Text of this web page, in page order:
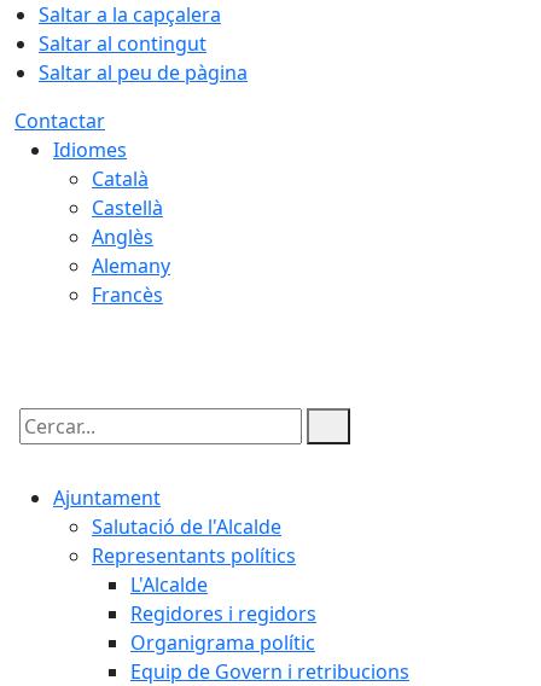
Saltar a la capçalera
Saltar al contingut
Saltar al peu de pàgina
Contactar
Idiomes
Català
Castellà
Anglès
Alemany
Francès
Cercar:
Ajuntament
Salutació de l'Alcalde
Representants polítics
L'Alcalde
Regidores i regidors
Organigrama polític
Equip de Govern i retribucions